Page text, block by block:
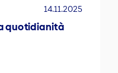
14.11.2025
quotidianità